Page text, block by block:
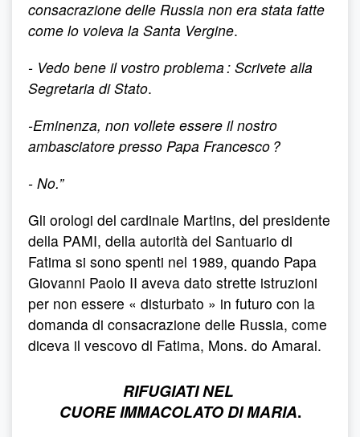
consacrazione delle Russia non era stata fatte
come lo voleva la Santa Vergine.
- Vedo bene il vostro problema : Scrivete alla
Segretaria di Stato.
-Eminenza, non vollete essere il nostro
ambasciatore presso Papa Francesco ?
- No.”
Gli orologi del cardinale Martins, del presidente
della PAMI, della autorità del Santuario di
Fatima si sono spenti nel 1989, quando Papa
Giovanni Paolo II aveva dato strette istruzioni
per non essere « disturbato » in futuro con la
domanda di consacrazione delle Russia, come
diceva il vescovo di Fatima, Mons. do Amaral.
RIFUGIATI NEL
CUORE IMMACOLATO DI MARIA.